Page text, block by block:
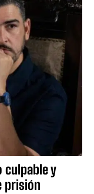
culpable y
prisión